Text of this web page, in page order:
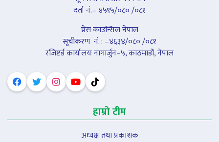
दर्ता नं.– ४५९५/०८० /०८१
प्रेस काउन्सिल नेपाल
सूचीकरण नंं. : –४६३४/०८० /०८१
रजिष्टर्ड कार्यालयः नागार्जुन–५, काठमाडौं, नेपाल
हाम्रो टीम
अध्यक्ष तथा प्रकाशक